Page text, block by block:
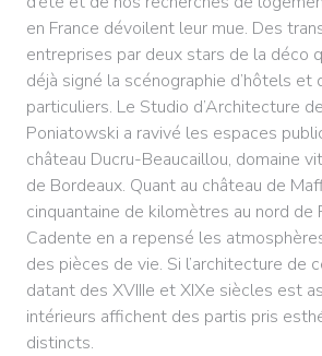
en France dévoilent leur mue. Des
entreprises par deux stars de la déco
déjà signé la scénographie d’hôtels et
particuliers. Le Studio d’Architecture
Poniatowski a ravivé les espaces
château Ducru-Beaucaillou, domaine
de Bordeaux. Quant au château de
cinquantaine de kilomètres au nord de
Cadente en a repensé les
des pièces de vie. Si l’architecture de
datant des XVIIIe et XIXe siècles est
intérieurs affichent des partis pris
distincts.